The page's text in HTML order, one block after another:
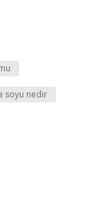
soyu nedir